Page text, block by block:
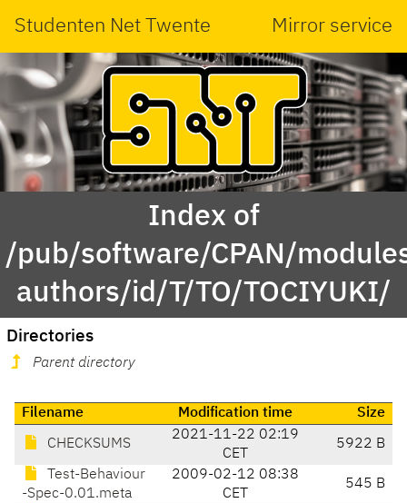
Studenten Net Twente Mirror service
Index of
/pub/software/CPAN/
authors/id/T/TO/TOCIYUKI/
Directories
Parent directory
Filename Modification time Size
CHECKSUMS
2021-11-22 02:19
CET
5922 B
Test-Behaviour
-Spec-0.01.meta
2009-02-12 08:38
CET
545 B